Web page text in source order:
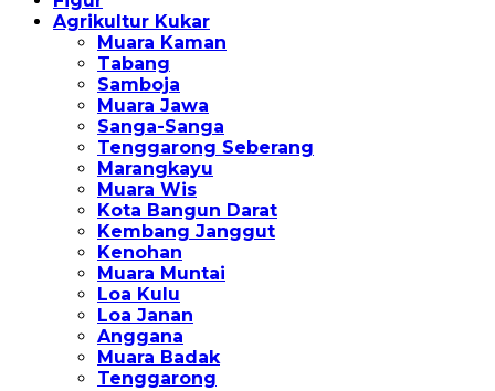
Agrikultur Kukar
Muara Kaman
Tabang
Samboja
Muara Jawa
Sanga-Sanga
Tenggarong Seberang
Marangkayu
Muara Wis
Kota Bangun Darat
Kembang Janggut
Kenohan
Muara Muntai
Loa Kulu
Loa Janan
Anggana
Muara Badak
Tenggarong